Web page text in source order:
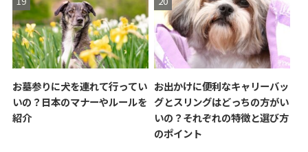
お墓参りに犬を連れて行ってい
いの？日本のマナーやルールを
紹介
お出かけに便利なキャリーバッ
グとスリングはどっちの方がい
いの？それぞれの特徴と選び方
のポイント